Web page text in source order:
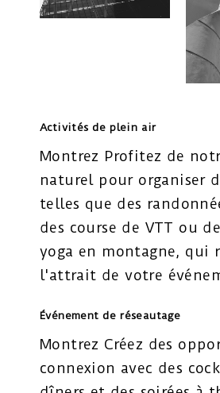
Activités de plein air
Montrez Profitez de
naturel pour organiser
telles que des
des course de VTT ou
yoga en montagne, qui
l'attrait de votre
Événement de réseautage
Montrez Créez des
connexion avec des